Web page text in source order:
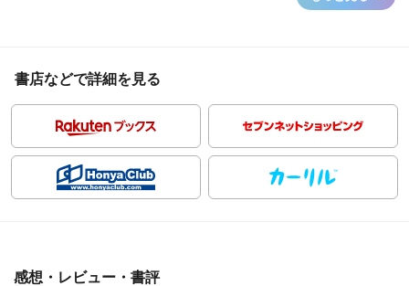
書店などで詳細を見る
感想・レビュー・書評